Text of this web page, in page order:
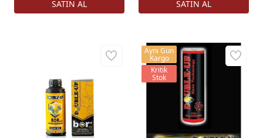
Aynı Gün
Kargo
Kritik
Stok